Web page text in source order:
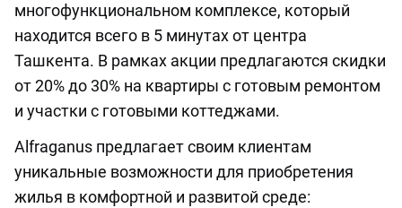
многофункциональном комплексе, который
находится всего в 5 минутах от центра
Ташкента. В рамках акции предлагаются скидки
от 20% до 30% на квартиры с готовым ремонтом
и участки с готовыми коттеджами.
Alfraganus предлагает своим клиентам
уникальные возможности для приобретения
жилья в комфортной и развитой среде: